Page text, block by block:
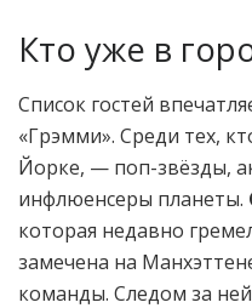
Кто уже в
Список гостей
«Грэмми». Среди тех,
Йорке, — поп-звёзды,
инфлюенсеры планеты.
которая недавно
замечена на
команды. Следом за